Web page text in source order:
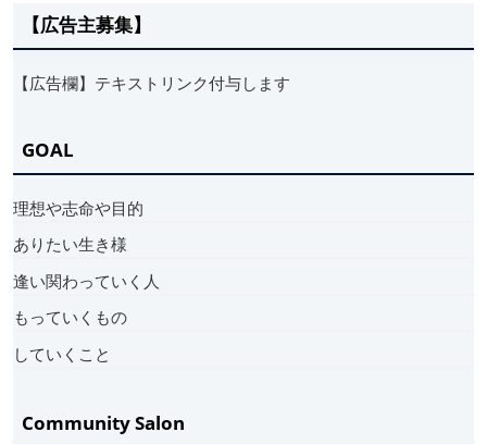
【広告主募集】
【広告欄】テキストリンク付与します
GOAL
理想や志命や目的
ありたい生き様
逢い関わっていく人
もっていくもの
していくこと
Community Salon